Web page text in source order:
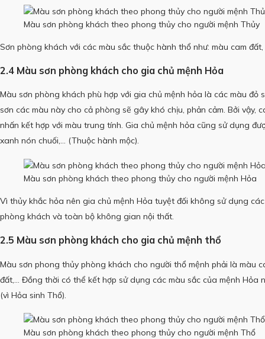
Màu sơn phòng khách theo phong thủy cho người mệnh Thủy
Sơn phòng khách với các màu sắc thuộc hành thổ như: màu cam
2.4 Màu sơn phòng khách cho gia chủ mệnh Hỏa
Màu sơn phòng khách phù hợp với gia chủ mệnh hỏa là các màu đỏ
sơn các màu này cho cả phòng sẽ gây khó chịu, phản cảm. Bởi vậy,
nhấn kết hợp với màu trung tính. Gia chủ mệnh hỏa cũng sử dụng
xanh nón chuối,… (Thuộc hành mộc).
Màu sơn phòng khách theo phong thủy cho người mệnh Hỏa
Vì thủy khắc hỏa nên gia chủ mệnh Hỏa tuyệt đối không sử dụng
phòng khách và toàn bộ không gian nội thất.
2.5 Màu sơn phòng khách cho gia chủ mệnh thổ
Màu sơn phong thủy phòng khách cho người thổ mệnh phải là màu
đất,… Đồng thời có thể kết hợp sử dụng các màu sắc của mệnh Hỏa
(vì Hỏa sinh Thổ).
Màu sơn phòng khách theo phong thủy cho người mệnh Thổ